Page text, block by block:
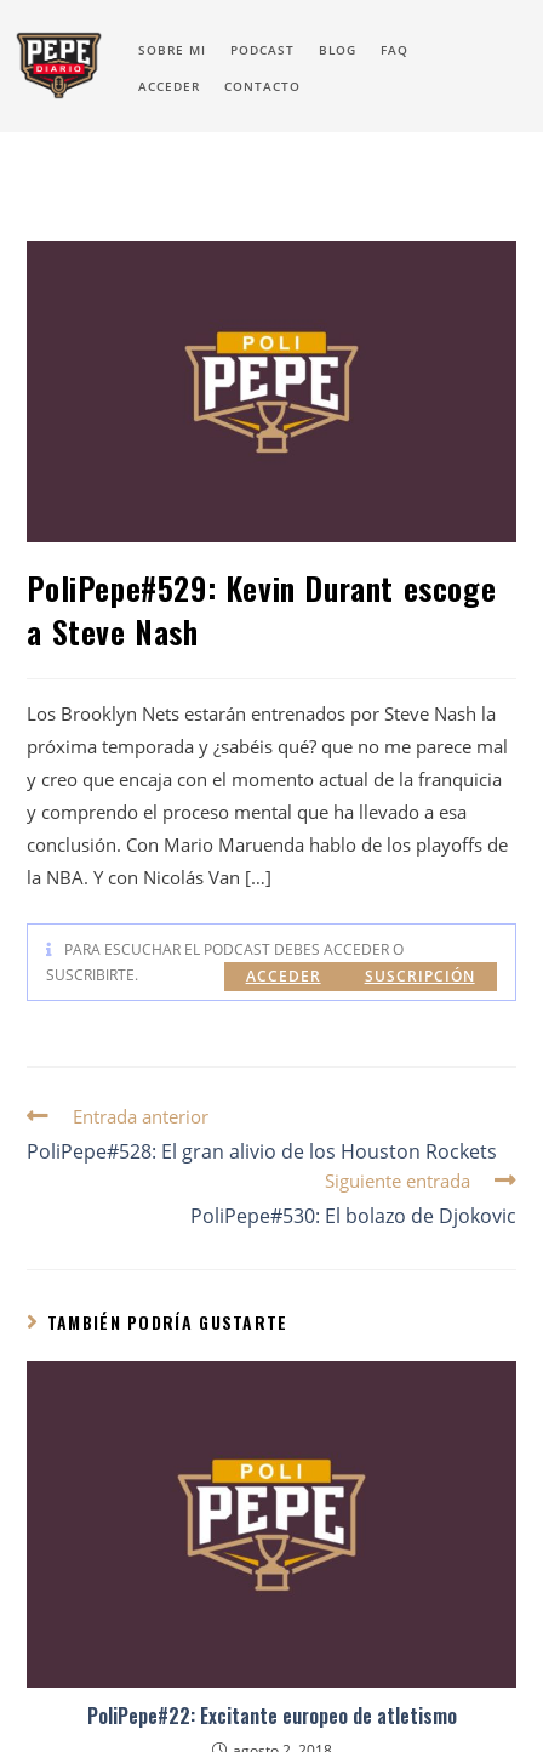
SOBRE MI PODCAST BLOG FAQ
ACCEDER CONTACTO
PoliPepe#529: Kevin Durant escoge
a Steve Nash
Los Brooklyn Nets estarán entrenados por Steve Nash la
próxima temporada y ¿sabéis qué? que no me parece mal
y creo que encaja con el momento actual de la franquicia
y comprendo el proceso mental que ha llevado a esa
conclusión. Con Mario Maruenda hablo de los playoffs de
la NBA. Y con Nicolás Van […]
PARA ESCUCHAR EL PODCAST DEBES ACCEDER O
SUSCRIBIRTE.
SUSCRIPCIÓN
ACCEDER
Entrada anterior
PoliPepe#528: El gran alivio de los Houston Rockets
Siguiente entrada
PoliPepe#530: El bolazo de Djokovic
TAMBIÉN PODRÍA GUSTARTE
PoliPepe#22: Excitante europeo de atletismo